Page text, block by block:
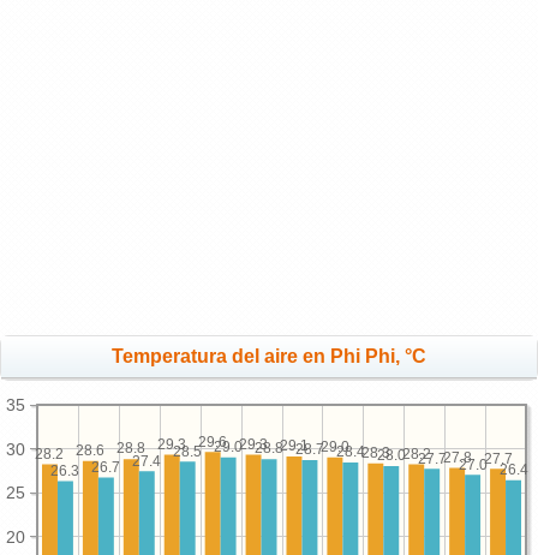
Temperatura del aire en Phi Phi, °C
20
25
30
35
27.7
27.8
28.2
28.3
29.0
29.1
29.3
29.6
29.3
28.8
28.6
28.2
26.4
27.0
27.7
28.0
28.4
28.7
28.8
29.0
28.5
27.4
26.7
26.3